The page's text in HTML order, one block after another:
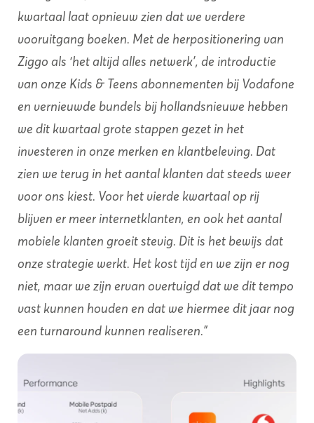
kwartaal laat opnieuw zien dat we verdere
vooruitgang boeken. Met de herpositionering van
Ziggo als ‘het altijd alles netwerk’, de introductie
van onze Kids & Teens abonnementen bij Vodafone
en vernieuwde bundels bij hollandsnieuwe hebben
we dit kwartaal grote stappen gezet in het
investeren in onze merken en klantbeleving. Dat
zien we terug in het aantal klanten dat steeds weer
voor ons kiest. Voor het vierde kwartaal op rij
blijven er meer internetklanten, en ook het aantal
mobiele klanten groeit stevig. Dit is het bewijs dat
onze strategie werkt. Het kost tijd en we zijn er nog
niet, maar we zijn ervan overtuigd dat we dit tempo
vast kunnen houden en dat we hiermee dit jaar nog
een turnaround kunnen realiseren.”